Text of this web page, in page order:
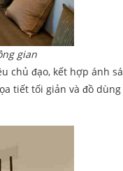
gian
chủ đạo, kết hợp ánh
tiết tối giản và đồ